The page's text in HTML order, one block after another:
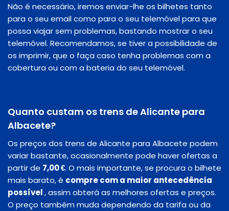
Não é necessário, iremos enviar-lhe os bilhetes tanto
para o seu email como para o seu telemóvel para que
possa viajar sem problemas, bastando mostrar o seu
telemóvel. Recomendamos, se tiver a possibilidade de
os imprimir, que o faça caso tenha problemas com a
cobertura ou com a bateria do seu telemóvel.
Quanto custam os trens de Alicante para
Albacete?
Os preços dos trens de Alicante para Albacete podem
variar bastante, ocasionalmente pode haver ofertas a
partir de 7,00 €. O mais importante, se procura o bilhete
mais barato, é compre com a maior antecedência
possível, assim obterá as melhores ofertas e preços.
O preço também muda dependendo da tarifa ou da